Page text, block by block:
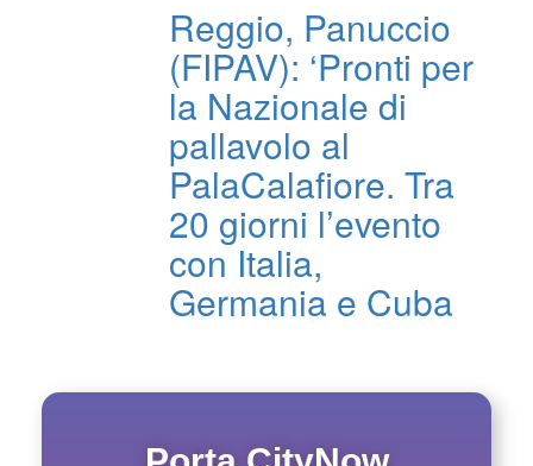
Reggio, Panuccio
(FIPAV): ‘Pronti per
la Nazionale di
pallavolo al
PalaCalafiore. Tra
20 giorni l’evento
con Italia,
Germania e Cuba